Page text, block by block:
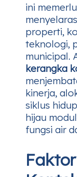
ini
properti,
teknologi,
municipal.
kerangka
kinerja,
siklus
hijau
fungsi air